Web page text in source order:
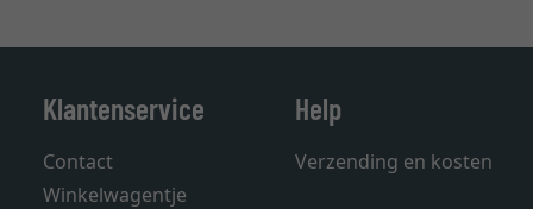
Klantenservice
Contact
Winkelwagentje
Help
Verzending en kosten